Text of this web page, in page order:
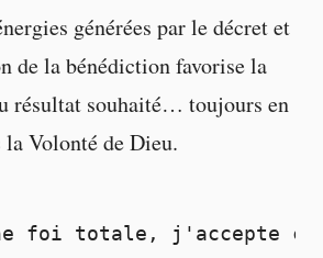
générées par le décret et
de la bénédiction favorise la
résultat souhaité… toujours en
Volonté de Dieu.
foi totale, j'accepte